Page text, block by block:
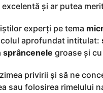
și ar putea
experți pe tema
aprofundat intitulat:
sprâncenele groase și
privirii și să ne
sau folosirea rimelului